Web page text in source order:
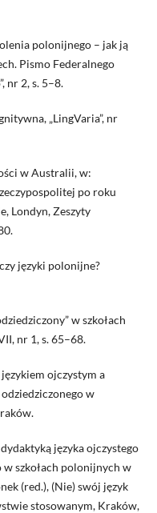
polonijnego – jak ją
Pismo Federalnego
nr 2, s. 5–8.
„LingVaria”, nr
w Australii, w:
po roku
Londyn, Zeszyty
języki polonijne?
w szkołach
nr 1, s. 65–68.
ojczystym a
w
języka ojczystego
w szkołach polonijnych w
(red.), (Nie) swój język
stosowanym, Kraków,